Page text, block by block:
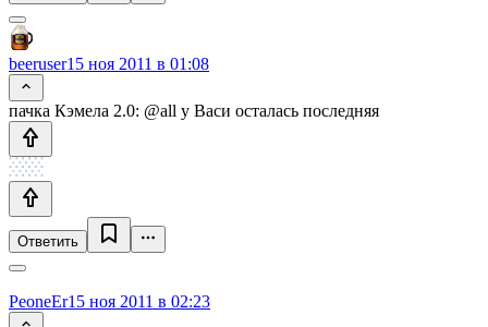
beeruser15 ноя 2011 в 01:08
пачка Кэмела 2.0: @all у Васи осталась последняя
Ответить
PeoneEr15 ноя 2011 в 02:23